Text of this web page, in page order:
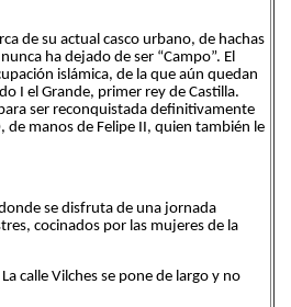
de su actual casco urbano, de hachas
ha dejado de ser “Campo”. El
islámica, de la que aún quedan
I el Grande, primer rey de Castilla.
ser reconquistada definitivamente
manos de Felipe II, quien también le
se disfruta de una jornada
cocinados por las mujeres de la
calle Vilches se pone de largo y no